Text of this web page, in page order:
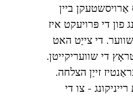
אַרויסשטעקן ביין
פון די פּרויעקט איז
די צייַט האט
די שוועריקייטן.
- צו די